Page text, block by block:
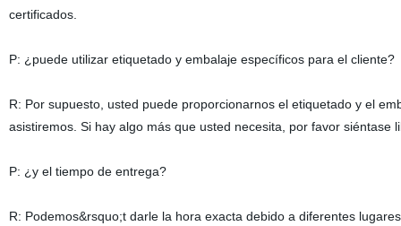
certificados.
P: ¿puede utilizar etiquetado y embalaje específicos para el cliente?
R: Por supuesto, usted puede proporcionarnos el etiquetado y el
asistiremos. Si hay algo más que usted necesita, por favor siéntase
P: ¿y el tiempo de entrega?
R: Podemos&rsquo;t darle la hora exacta debido a diferentes